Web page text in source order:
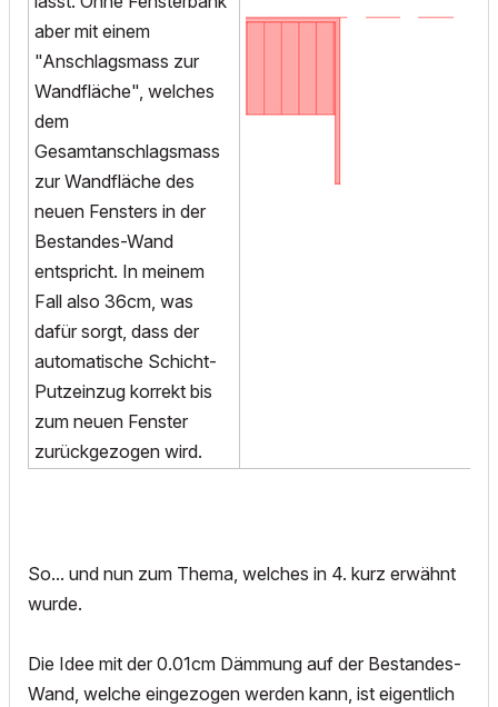
aber mit einem
"Anschlagsmass zur
Wandfläche", welches
dem
Gesamtanschlagsmass
zur Wandfläche des
neuen Fensters in der
Bestandes-Wand
entspricht. In meinem
Fall also 36cm, was
dafür sorgt, dass der
automatische Schicht-
Putzeinzug korrekt bis
zum neuen Fenster
zurückgezogen wird.
So... und nun zum Thema, welches in 4. kurz erwähnt
wurde.
Die Idee mit der 0.01cm Dämmung auf der Bestandes-
Wand, welche eingezogen werden kann, ist eigentlich